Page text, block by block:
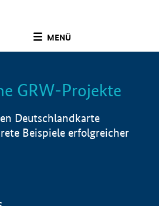
MENÜ
Info
GRW-Projekte
Deutschlandkarte
Beispiele erfolgreicher